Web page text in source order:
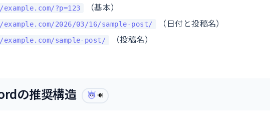
?p=123 （基本）
2026/03/16/sample-post/ （日付と投稿名）
sample-post/ （投稿名）
の推奨構造 🔊